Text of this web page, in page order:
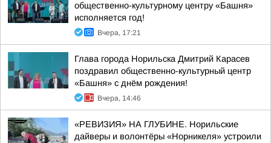
общественно-культурному центру «Башня»
исполняется год!
Вчера, 17:21
Глава города Норильска Дмитрий Карасев
поздравил общественно-культурный центр
«Башня» с днём рождения!
Вчера, 14:46
«РЕВИЗИЯ» НА ГЛУБИНЕ. Норильские
дайверы и волонтёры «Норникеля» устроили